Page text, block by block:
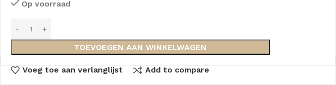
Op voorraad
TOEVOEGEN AAN WINKELWAGEN
Voeg toe aan verlanglijst Add to compare